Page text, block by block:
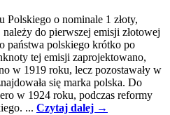
o nominale 1 złoty,
do pierwszej emisji złotowej
państwa polskiego krótko po
tej emisji zaprojektowano,
w 1919 roku, lecz pozostawały w
się marka polska. Do
w 1924 roku, podczas reformy
... Czytaj dalej →